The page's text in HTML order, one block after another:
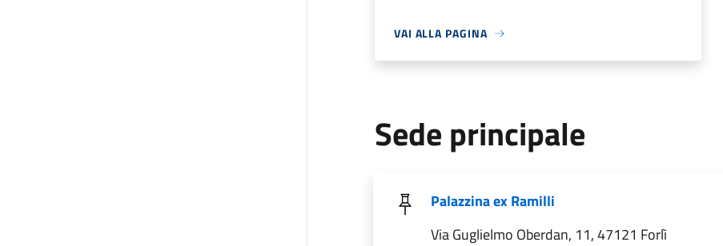
VAI ALLA PAGINA
Sede principale
Palazzina ex Ramilli
Via Guglielmo Oberdan, 11, 47121 Forlì